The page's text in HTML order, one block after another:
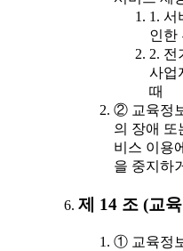
1. 서
인한
2. 전
사업
때
② 교육정
의 장애 또
비스 이용
을 중지하
제 14 조 (교
① 교육정